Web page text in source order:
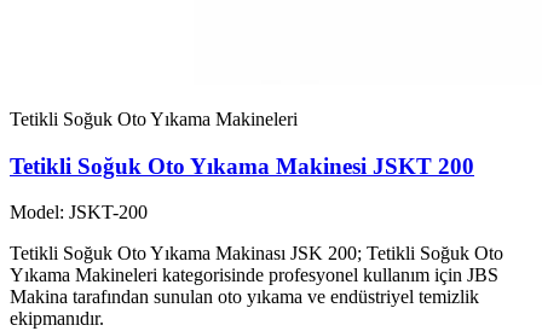
Tetikli Soğuk Oto Yıkama Makineleri
Tetikli Soğuk Oto Yıkama Makinesi JSKT 200
Model: JSKT-200
Tetikli Soğuk Oto Yıkama Makinası JSK 200; Tetikli Soğuk Oto
Yıkama Makineleri kategorisinde profesyonel kullanım için JBS
Makina tarafından sunulan oto yıkama ve endüstriyel temizlik
ekipmanıdır.